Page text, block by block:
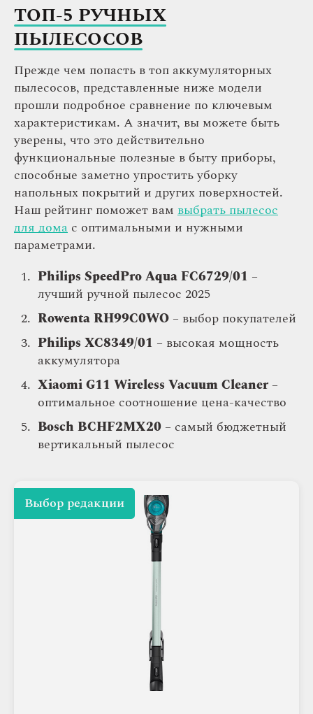
ТОП-5 РУЧНЫХ
ПЫЛЕСОСОВ
Прежде чем попасть в топ аккумуляторных
пылесосов, представленные ниже модели
прошли подробное сравнение по ключевым
характеристикам. А значит, вы можете быть
уверены, что это действительно
функциональные полезные в быту приборы,
способные заметно упростить уборку
напольных покрытий и других поверхностей.
Наш рейтинг поможет вам выбрать пылесос
для дома с оптимальными и нужными
параметрами.
Philips SpeedPro Aqua FC6729/01 –
лучший ручной пылесос 2025
Rowenta RH99C0WO – выбор покупателей
Philips XC8349/01 – высокая мощность
аккумулятора
Xiaomi G11 Wireless Vacuum Cleaner–
оптимальное соотношение цена-качество
Bosch BCHF2MX20 – самый бюджетный
вертикальный пылесос
Выбор редакции